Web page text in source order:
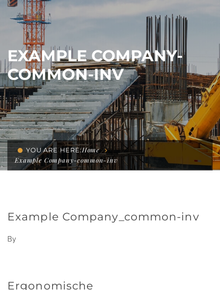
EXAMPLE COMPANY-
COMMON-INV
YOU ARE HERE:Home
Example Company-common-inv
Example Company_common-inv
By
Ergonomische